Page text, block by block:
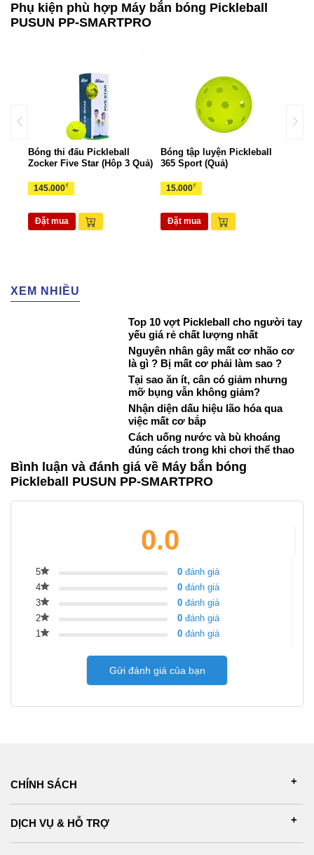
Phụ kiện phù hợp Máy bắn bóng Pickleball
PUSUN PP-SMARTPRO
Bóng thi đấu Pickleball
Zocker Five Star (Hôp 3 Quả)
145.000₫
Đặt mua
Bóng tập luyện Pickleball
365 Sport (Quả)
15.000₫
Đặt mua
XEM NHIỀU
Top 10 vợt Pickleball cho người tay
yếu giá rẻ chất lượng nhất
Nguyên nhân gây mất cơ nhão cơ
là gì ? Bị mất cơ phải làm sao ?
Tại sao ăn ít, cân có giảm nhưng
mỡ bụng vẫn không giảm?
Nhận diện dấu hiệu lão hóa qua
việc mất cơ bắp
Cách uống nước và bù khoáng
đúng cách trong khi chơi thể thao
Bình luận và đánh giá về Máy bắn bóng
Pickleball PUSUN PP-SMARTPRO
0.0
5 0 đánh giá
4
0 đánh giá
3
0 đánh giá
2
0 đánh giá
1
0 đánh giá
Gửi đánh giá của bạn
CHÍNH SÁCH
DỊCH VỤ & HỖ TRỢ